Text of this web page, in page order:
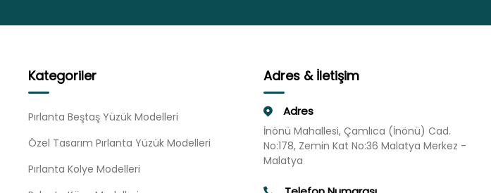
Kategoriler
Pırlanta Beştaş Yüzük Modelleri
Özel Tasarım Pırlanta Yüzük Modelleri
Pırlanta Kolye Modelleri
Adres & İletişim
Adres
İnönü Mahallesi, Çamlıca (İnönü) Cad.
No:178, Zemin Kat No:36 Malatya Merkez -
Malatya